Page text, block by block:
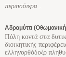
περισσότερα...
Αδραμύττι
Πόλη κοντά στα
διοικητικής
ελληνορθόδοξο